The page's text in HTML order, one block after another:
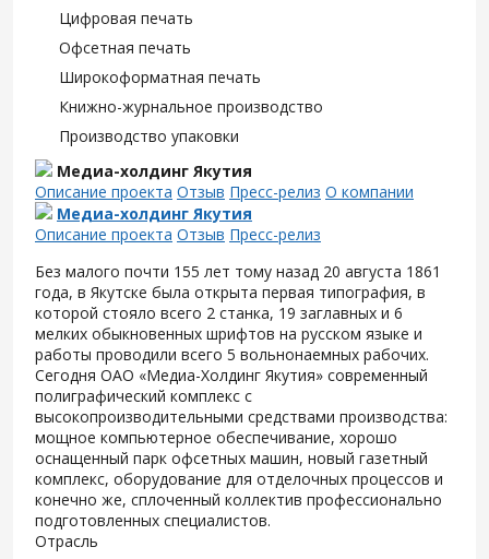
Цифровая печать
Офсетная печать
Широкоформатная печать
Книжно-журнальное производство
Производство упаковки
Медиа-холдинг Якутия
Описание проекта Отзыв Пресс-релиз О компании
Медиа-холдинг Якутия
Описание проекта Отзыв Пресс-релиз
Без малого почти 155 лет тому назад 20 августа 1861
года, в Якутске была открыта первая типография, в
которой стояло всего 2 станка, 19 заглавных и 6
мелких обыкновенных шрифтов на русском языке и
работы проводили всего 5 вольнонаемных рабочих.
Сегодня ОАО «Медиа-Холдинг Якутия» современный
полиграфический комплекс с
высокопроизводительными средствами производства:
мощное компьютерное обеспечивание, хорошо
оснащенный парк офсетных машин, новый газетный
комплекс, оборудование для отделочных процессов и
конечно же, сплоченный коллектив профессионально
подготовленных специалистов.
Отрасль